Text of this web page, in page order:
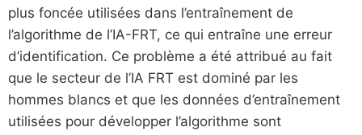
plus foncée utilisées dans l’entraînement de
l’algorithme de l’IA-FRT, ce qui entraîne une erreur
d’identification. Ce problème a été attribué au fait
que le secteur de l’IA FRT est dominé par les
hommes blancs et que les données d’entraînement
utilisées pour développer l’algorithme sont